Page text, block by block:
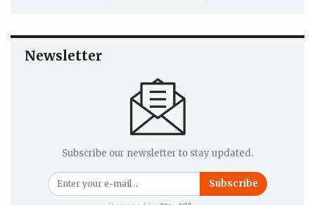
Newsletter
Subscribe our newsletter to stay updated.
Subscribe